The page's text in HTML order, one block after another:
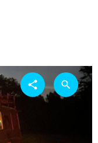
share search